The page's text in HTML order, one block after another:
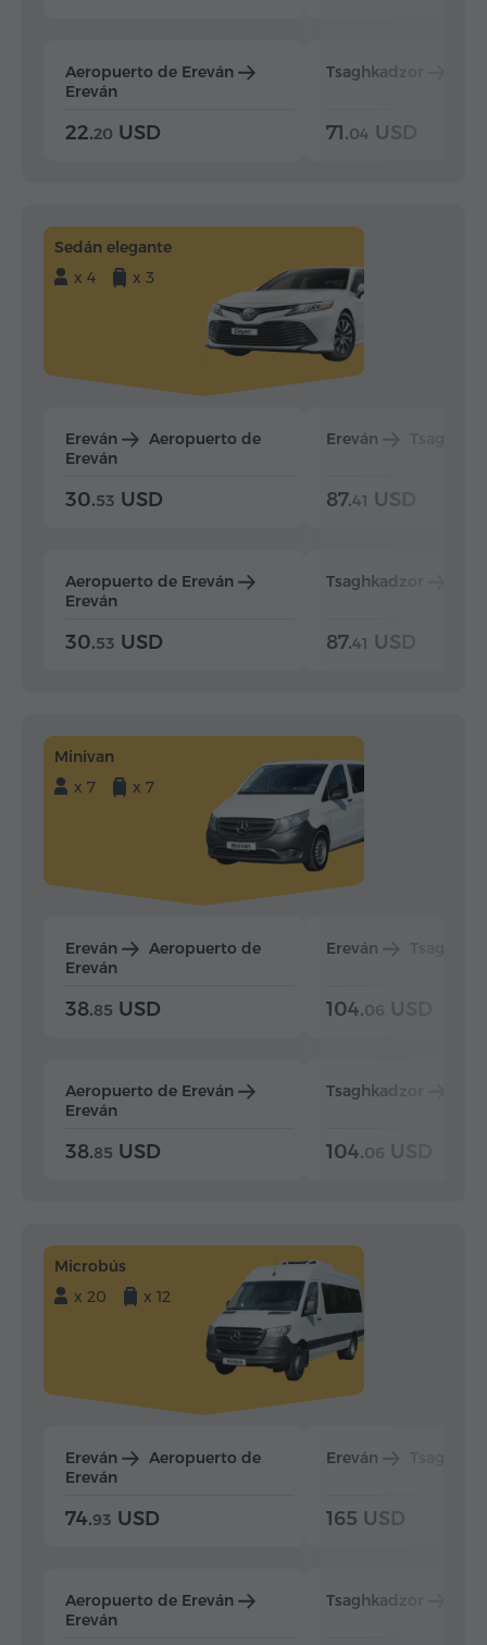
Aeropuerto de Ereván
Ereván
22.20 USD
Tsaghkadzor
71.04 USD
Sedán elegante
x 4
x 3
Ereván
Aeropuerto de
Ereván
30.53 USD
Aeropuerto de Ereván
Ereván
30.53 USD
Ereván
87.41 USD
Tsaghkadzor
87.41 USD
Minivan
x 7
x 7
Ereván
Aeropuerto de
Ereván
38.85 USD
Aeropuerto de Ereván
Ereván
38.85 USD
Ereván
104.06 USD
Tsaghkadzor
104.06 USD
Microbús
x 20
x 12
Ereván
Aeropuerto de
Ereván
74.93 USD
Aeropuerto de Ereván
Ereván
Ereván
165 USD
Tsaghkadzor